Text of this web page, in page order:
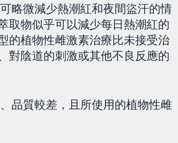
略微減少熱潮紅和夜間盜汗的情
取物似乎可以減少每日熱潮紅的
的植物性雌激素治療比未接受治
對陰道的刺激或其他不良反應的
品質較差，且所使用的植物性雌